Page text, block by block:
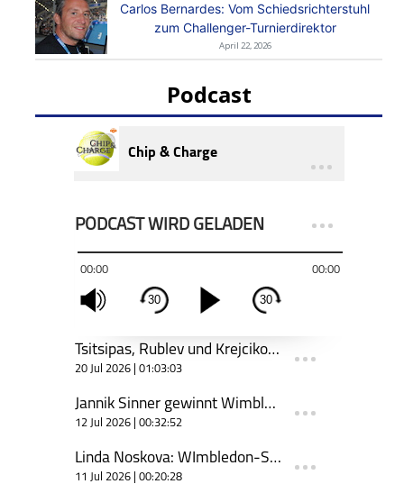
Carlos Bernardes: Vom Schiedsrichterstuhl
zum Challenger-Turnierdirektor
April 22, 2026
Podcast